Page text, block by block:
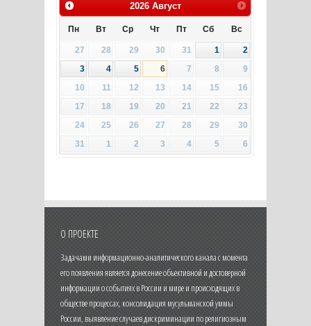
2026 Август
Пн Вт Ср Чт Пт Сб Вс
27 28 29 30 31 1
2
3
4 5 6 7 8
9
10
11 12 13 14 15
16
17
18 19 20 21 22
23
24
25 26 27 28 29
30
31
1 2 3 4 5 6
О ПРОЕКТЕ
Задачами информационно-аналитического канала с момента
его появления является донесение объективной и достоверной
информации о событиях в России и мире и происходящих в
обществе процессах, консолидация мусульманской уммы
России, выявление случаев дискриминации по религиозным